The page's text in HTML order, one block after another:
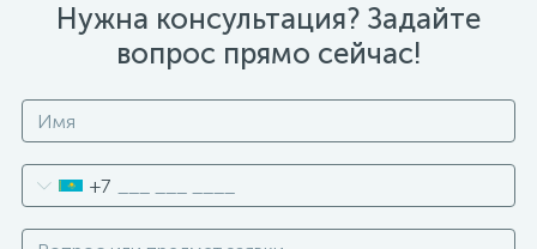
Нужна консультация? Задайте
вопрос прямо сейчас!
+7